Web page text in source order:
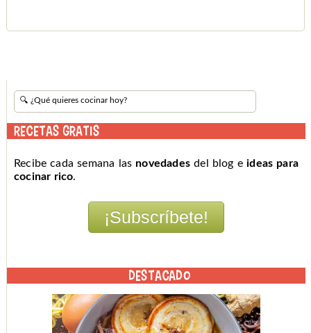
RECETAS GRATIS
Recibe cada semana las novedades del blog eideas para
cocinar rico.
DESTACADO